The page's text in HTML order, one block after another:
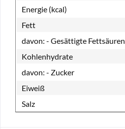
Energie (kcal)
Fett
davon: - Gesättigte Fettsäuren
Kohlenhydrate
davon: - Zucker
Eiweiß
Salz